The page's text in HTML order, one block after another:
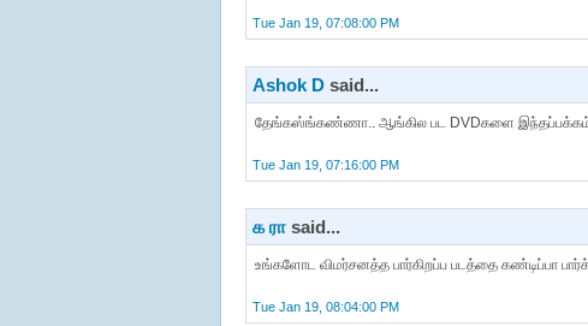
Tue Jan 19, 07:08:00 PM
Ashok Dsaid...
தேங்கஸ்ங்கண்ணா.. ஆங்கில பட DVDகளை இந்தப்பக்கம்
Tue Jan 19, 07:16:00 PM
க ராsaid...
உங்களோட விமர்சனத்த பார்கிறப்ப படத்தை கண்டிப்பா
Tue Jan 19, 08:04:00 PM